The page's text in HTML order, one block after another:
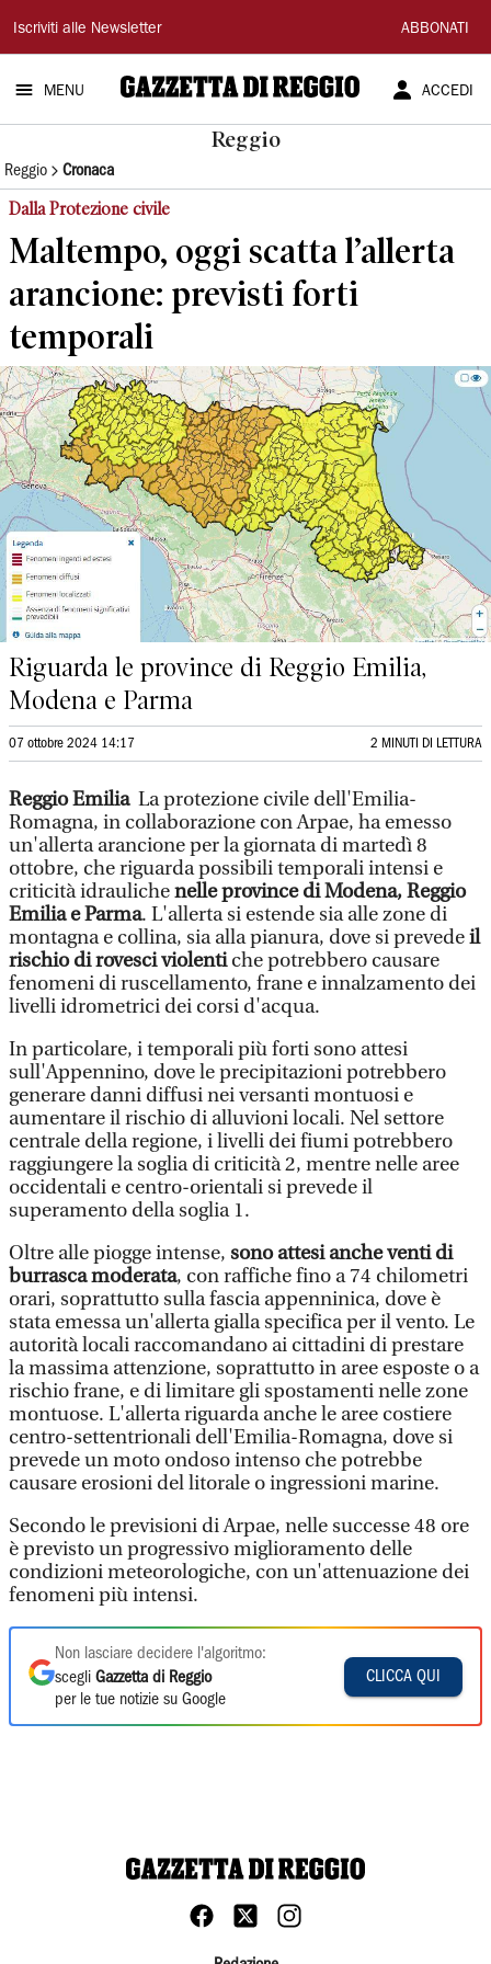
Gazzetta
di
Reggio
Iscriviti alle Newsletter ABBONATI
MENU ACCEDI
Reggio
Reggio Cronaca
Dalla Protezione civile
Maltempo, oggi scatta l’allerta
arancione: previsti forti
temporali
Riguarda le province di Reggio Emilia,
Modena e Parma
07 ottobre 2024 14:17 2 MINUTI DI LETTURA
Reggio Emilia La protezione civile dell'Emilia-
Romagna, in collaborazione con Arpae, ha emesso
un'allerta arancione per la giornata di martedì 8
ottobre, che riguarda possibili temporali intensi e
criticità idraulichenelle province di Modena, Reggio
Emilia e Parma. L'allerta si estende sia alle zone di
montagna e collina, sia alla pianura, dove si prevedeil
rischio di rovesci violentiche potrebbero causare
fenomeni di ruscellamento, frane e innalzamento dei
livelli idrometrici dei corsi d'acqua.
In particolare, i temporali più forti sono attesi
sull'Appennino, dove le precipitazioni potrebbero
generare danni diffusi nei versanti montuosi e
aumentare il rischio di alluvioni locali. Nel settore
centrale della regione, i livelli dei fiumi potrebbero
raggiungere la soglia di criticità 2, mentre nelle aree
occidentali e centro-orientali si prevede il
superamento della soglia 1.
Oltre alle piogge intense, sono attesi anche venti di
burrasca moderata, con raffiche fino a 74 chilometri
orari, soprattutto sulla fascia appenninica, dove è
stata emessa un'allerta gialla specifica per il vento. Le
autorità locali raccomandano ai cittadini di prestare
la massima attenzione, soprattutto in aree esposte o a
rischio frane, e di limitare gli spostamenti nelle zone
montuose. L'allerta riguarda anche le aree costiere
centro-settentrionali dell'Emilia-Romagna, dove si
prevede un moto ondoso intenso che potrebbe
causare erosioni del litorale o ingressioni marine.
Secondo le previsioni di Arpae, nelle successe 48 ore
è previsto un progressivo miglioramento delle
condizioni meteorologiche, con un'attenuazione dei
fenomeni più intensi.
Non lasciare decidere l'algoritmo:
scegli Gazzetta di Reggio
per le tue notizie su Google
CLICCA QUI